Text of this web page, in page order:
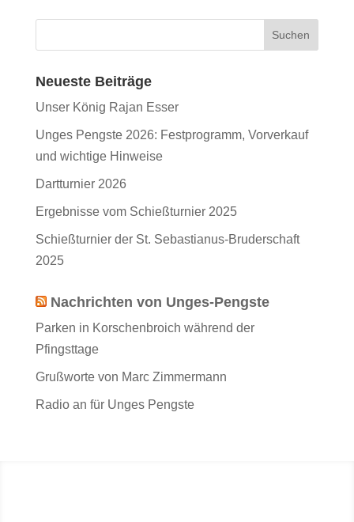
Neueste Beiträge
Unser König Rajan Esser
Unges Pengste 2026: Festprogramm, Vorverkauf
und wichtige Hinweise
Dartturnier 2026
Ergebnisse vom Schießturnier 2025
Schießturnier der St. Sebastianus-Bruderschaft
2025
Nachrichten von Unges-Pengste
Parken in Korschenbroich während der
Pfingsttage
Grußworte von Marc Zimmermann
Radio an für Unges Pengste